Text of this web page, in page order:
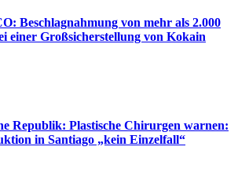
Beschlagnahmung von mehr als 2.000
einer Großsicherstellung von Kokain
Republik: Plastische Chirurgen warnen:
in Santiago „kein Einzelfall“